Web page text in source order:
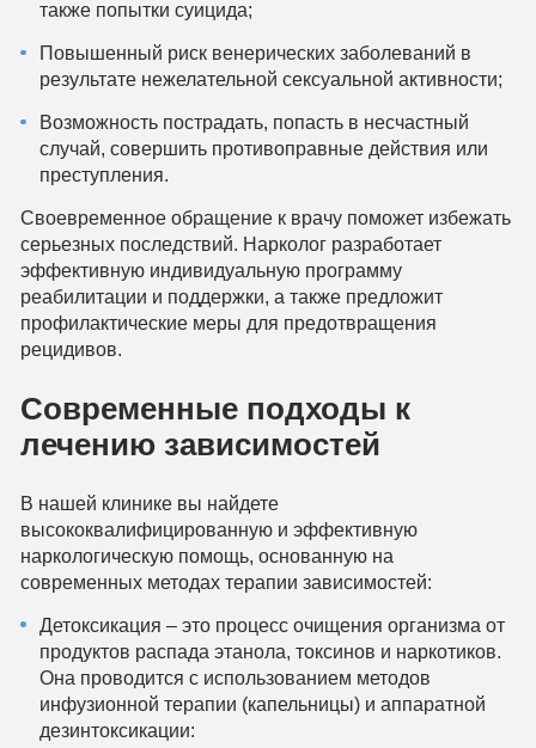
также попытки суицида;
Повышенный риск венерических заболеваний в
результате нежелательной сексуальной активности;
Возможность пострадать, попасть в несчастный
случай, совершить противоправные действия или
преступления.
Своевременное обращение к врачу поможет избежать
серьезных последствий. Нарколог разработает
эффективную индивидуальную программу
реабилитации и поддержки, а также предложит
профилактические меры для предотвращения
рецидивов.
Современные подходы к
лечению зависимостей
В нашей клинике вы найдете
высококвалифицированную и эффективную
наркологическую помощь, основанную на
современных методах терапии зависимостей:
Детоксикация – это процесс очищения организма от
продуктов распада этанола, токсинов и наркотиков.
Она проводится с использованием методов
инфузионной терапии (капельницы) и аппаратной
дезинтоксикации: